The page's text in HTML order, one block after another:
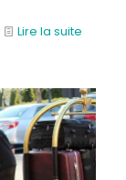
Lire la suite